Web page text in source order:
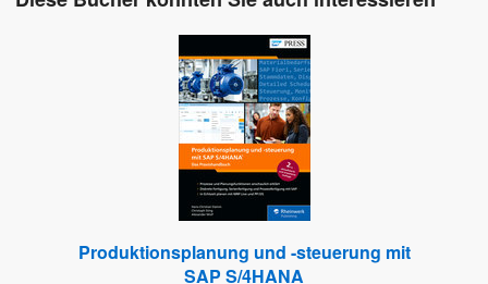
Produktionsplanung und -steuerung mit
SAP S/4HANA